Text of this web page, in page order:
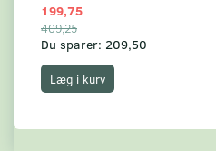
199,75
409,25
Du sparer: 209,50
Læg i kurv